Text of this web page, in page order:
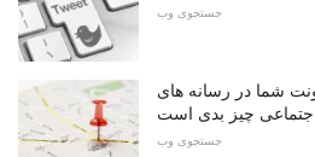
جستجوی وب
شما در رسانه های
چیز بدی است
جستجوی وب